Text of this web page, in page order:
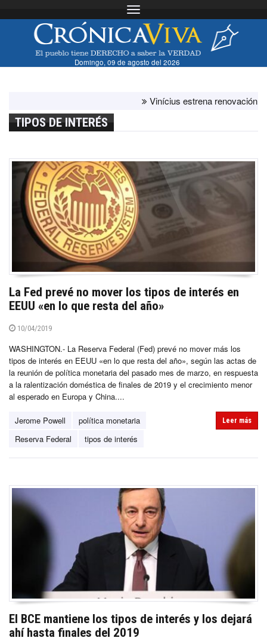
Toggle navigation
Domingo, 09 de agosto del 2026
Vinícius estrena renovación con el
TIPOS DE INTERÉS
La Fed prevé no mover los tipos de interés en
EEUU «en lo que resta del año»
10/04/2019
WASHINGTON.- La Reserva Federal (Fed) prevé no mover más los
tipos de interés en EEUU «en lo que resta del año», según las actas de
la reunión de política monetaria del pasado mes de marzo, en respuesta
a la ralentización doméstica de finales de 2019 y el crecimiento menor
al esperado en Europa y China....
Jerome Powell
política monetaria
Reserva Federal
tipos de interés
Leer más
El BCE mantiene los tipos de interés y los dejará
ahí hasta finales del 2019